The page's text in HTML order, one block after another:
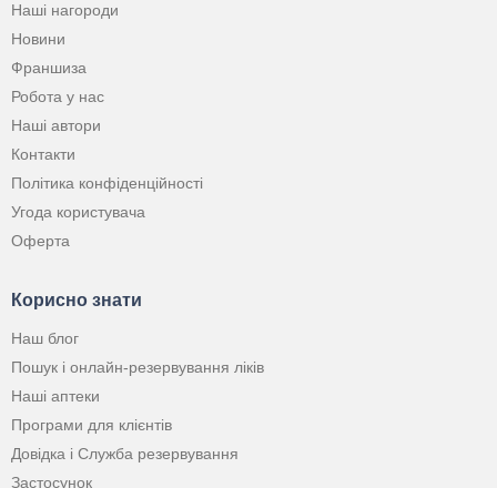
Наші нагороди
Новини
Франшиза
Робота у нас
Наші автори
Контакти
Політика конфіденційності
Угода користувача
Оферта
Корисно знати
Наш блог
Пошук і онлайн-резервування ліків
Наші аптеки
Програми для клієнтів
Довідка і Служба резервування
Застосунок